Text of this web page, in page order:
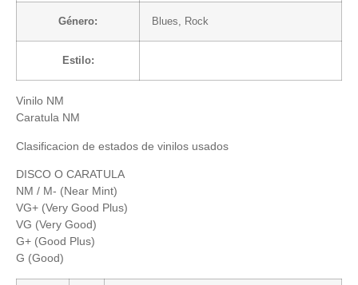
Género: Blues, Rock
Estilo:
Vinilo NM
Caratula NM
Clasificacion de estados de vinilos usados
DISCO O CARATULA
NM / M- (Near Mint)
VG+ (Very Good Plus)
VG (Very Good)
G+ (Good Plus)
G (Good)